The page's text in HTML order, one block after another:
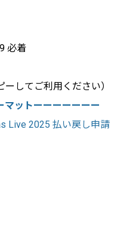
必着
してご利用ください）
マットーーーーーーー
Live 2025 払い戻し申請